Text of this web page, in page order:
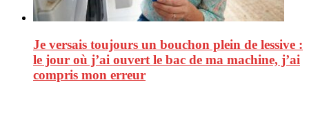
Je versais toujours un bouchon plein de lessive :
le jour où j’ai ouvert le bac de ma machine, j’ai
compris mon erreur